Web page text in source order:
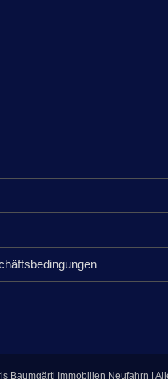
Baumgärtl Immobilien Neufahrn |